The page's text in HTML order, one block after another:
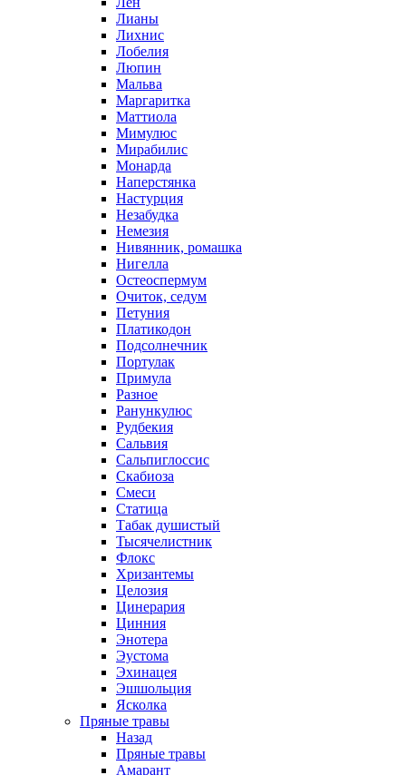
Лианы
Лихнис
Лобелия
Люпин
Мальва
Маргаритка
Маттиола
Мимулюс
Мирабилис
Монарда
Наперстянка
Настурция
Незабудка
Немезия
Нивянник, ромашка
Нигелла
Остеоспермум
Очиток, седум
Петуния
Платикодон
Подсолнечник
Портулак
Примула
Разное
Ранункулюс
Рудбекия
Сальвия
Сальпиглоссис
Скабиоза
Смеси
Статица
Табак душистый
Тысячелистник
Флокс
Хризантемы
Целозия
Цинерария
Цинния
Энотера
Эустома
Эхинацея
Эшшольция
Ясколка
Пряные травы
Назад
Пряные травы
Амарант